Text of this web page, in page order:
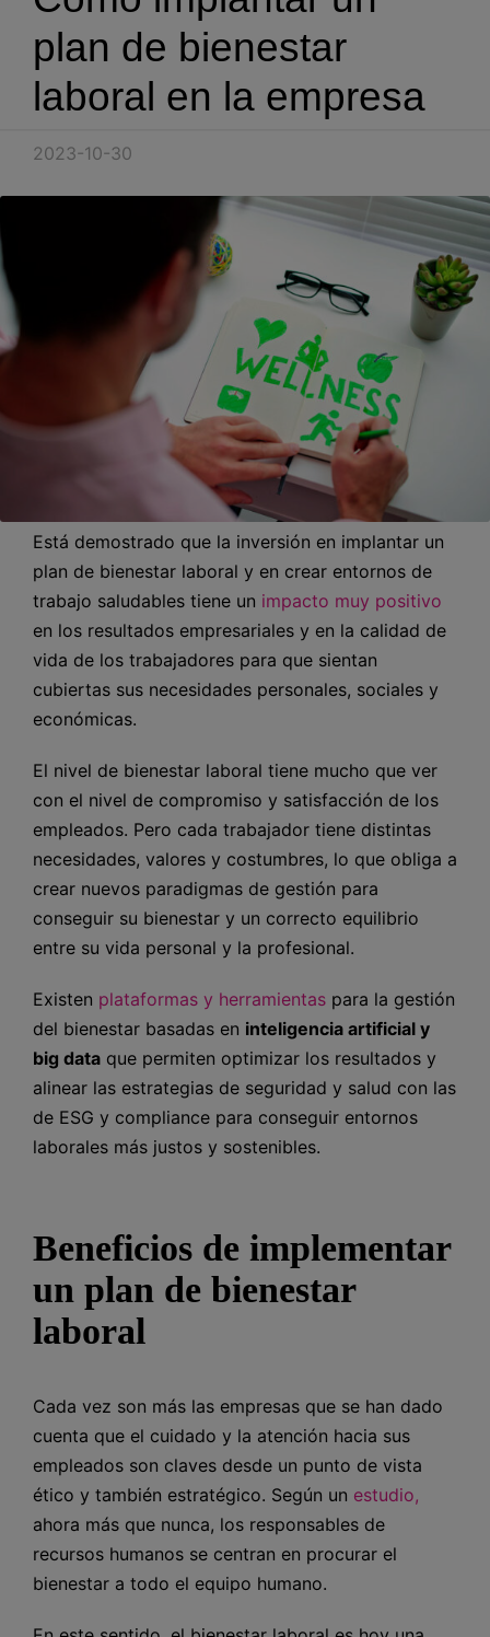
Blog
Recursos
Español
Hablemos
plan de bienestar
laboral en la empresa
2023-10-30
Está demostrado que la inversión en implantar un
plan de bienestar laboral y en crear entornos de
trabajo saludables tiene un impacto muy positivo
en los resultados empresariales y en la calidad de
vida de los trabajadores para que sientan
cubiertas sus necesidades personales, sociales y
económicas.
El nivel de bienestar laboral tiene mucho que ver
con el nivel de compromiso y satisfacción de los
empleados. Pero cada trabajador tiene distintas
necesidades, valores y costumbres, lo que obliga a
crear nuevos paradigmas de gestión para
conseguir su bienestar y un correcto equilibrio
entre su vida personal y la profesional.
Existen plataformas y herramientas para la gestión
del bienestar basadas en inteligencia artificial y
big data que permiten optimizar los resultados y
alinear las estrategias de seguridad y salud con las
de ESG y compliance para conseguir entornos
laborales más justos y sostenibles.
Beneficios de implementar
un plan de bienestar
laboral
Cada vez son más las empresas que se han dado
cuenta que el cuidado y la atención hacia sus
empleados son claves desde un punto de vista
ético y también estratégico. Según un estudio,
ahora más que nunca, los responsables de
recursos humanos se centran en procurar el
bienestar a todo el equipo humano.